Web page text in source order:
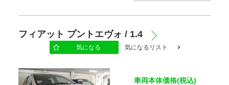
フィアット プントエヴォ / 1.4
気になる 気になるリスト
車両本体価格(税込)